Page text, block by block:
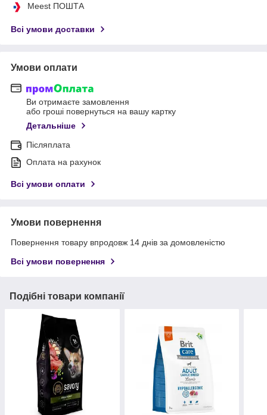
Meest ПОШТА
Всі умови доставки
Умови оплати
Ви отримаєте замовлення
або гроші повернуться на вашу картку
Детальніше
Післяплата
Оплата на рахунок
Всі умови оплати
Умови повернення
Повернення товару впродовж 14 днів за домовленістю
Всі умови повернення
Подібні товари компанії